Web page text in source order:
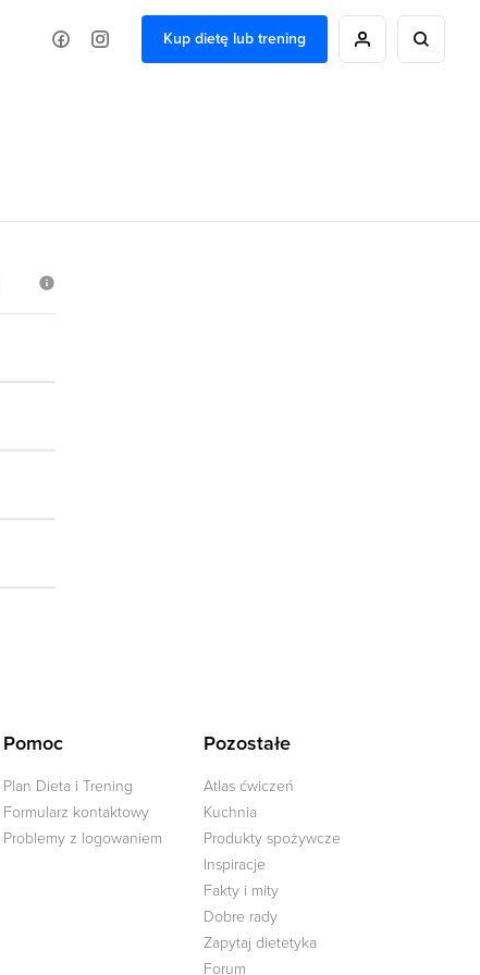
Kup dietę lub trening
Pomoc
Plan Dieta i Trening
Formularz kontaktowy
Problemy z logowaniem
Pozostałe
Atlas ćwiczeń
Kuchnia
Produkty spożywcze
Inspiracje
Fakty i mity
Dobre rady
Zapytaj dietetyka
Forum